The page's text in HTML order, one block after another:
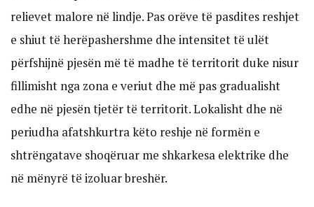
relievet malore në lindje. Pas orëve të pasdites reshjet
e shiut të herëpashershme dhe intensitet të ulët
përfshijnë pjesën më të madhe të territorit duke nisur
fillimisht nga zona e veriut dhe më pas gradualisht
edhe në pjesën tjetër të territorit. Lokalisht dhe në
periudha afatshkurtra këto reshje në formën e
shtrëngatave shoqëruar me shkarkesa elektrike dhe
në mënyrë të izoluar breshër.